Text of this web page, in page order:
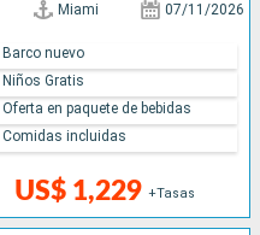
Miami 07/11/2026
US$ 1,229 +Tasas
Barco nuevo
Niños Gratis
Oferta en paquete de bebidas
Comidas incluidas